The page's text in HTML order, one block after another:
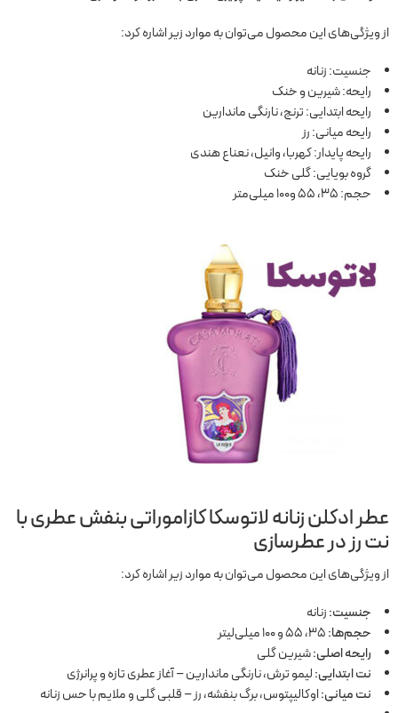
از ویژگی‌های این محصول می‌توان به موارد زیر اشاره کرد:
جنسیت: زنانه
رایحه: شیرین و خنک
رایحه ابتدایی: ترنج، نارنگی ماندارین
رایحه میانی: رز
رایحه پایدار: کهربا، وانیل، نعناع هندی
گروه بویایی: گلی خنک
حجم: 35، 55 و100 میلی‌متر
عطر ادکلن زنانه لاتوسکا کازاموراتی بنفشعطری با
نت رز در عطرسازی
از ویژگی‌های این محصول می‌توان به موارد زیر اشاره کرد:
جنسیت:زنانه
حجم‌ها:
رایحه اصلی:شیرین گلی
نت ابتدایی:لیمو ترش، نارنگی ماندارین – آغاز عطری تازه و پرانرژی
نت میانی:اوکالیپتوس، برگ بنفشه، رز – قلبی گلی و ملایم با حس زنانه